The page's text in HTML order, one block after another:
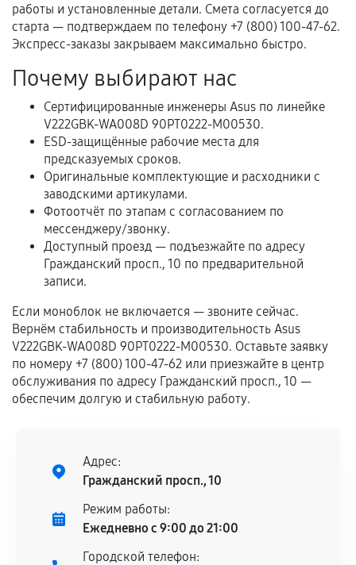
Естественный износ деталей, если иное не
предусмотрено отдельно.
срока.
Программные сбои, если это не указано в
отдельных условиях.
Если комплектующие куплены
самостоятельно
Гарантия на выполненные работы может
сохраняться полностью или частично, если
соблюдены следующие условия:
Предоставленные детали подходят по
техническим параметрам и не имеют внешних
дефектов.
Установка была выполнена нашим сервисным
центром.
При этом гарантия на сами комплектующие
сервисный центр ответственности не несет.
работы и установленные детали. Смета согласуется до
старта — подтверждаем по телефону +7 (800) 100-47-62.
Экспресс-заказы закрываем максимально быстро.
Почему выбирают нас
Сертифицированные инженеры Asus по линейке
V222GBK-WA008D 90PT0222-M00530.
ESD-защищённые рабочие места для
предсказуемых сроков.
Оригинальные комплектующие и расходники с
заводскими артикулами.
Фотоотчёт по этапам с согласованием по
мессенджеру/звонку.
Доступный проезд — подъезжайте по адресу
Гражданский просп., 10 по предварительной
записи.
Если моноблок не включается — звоните сейчас.
Вернём стабильность и производительность Asus
V222GBK-WA008D 90PT0222-M00530. Оставьте заявку
по номеру +7 (800) 100-47-62 или приезжайте в центр
обслуживания по адресу Гражданский просп., 10 —
обеспечим долгую и стабильную работу.
Адрес:
Гражданский просп., 10
Режим работы:
Ежедневно с 9:00 до 21:00
Городской телефон: